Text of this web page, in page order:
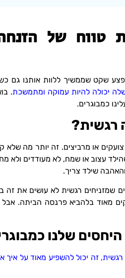
טווח של
שקט שממשיך ללוות אותנו גם
יכולה להיות עמוקה ומתמשכת.
כמבוגרים.
רגשית?
או מרביצים. זה יותר מה
עצוב או שמח, לא מעודדים ולא
שילד צריך.
שמזניחים רגשית לא עושים את זה
מאוד בלהביא פרנסה הביתה.
שלנו
זה יכול להשפיע מאוד על איך